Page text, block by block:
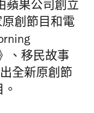
蘋果公司創立
創節目和電
、移民故事
全新原創節